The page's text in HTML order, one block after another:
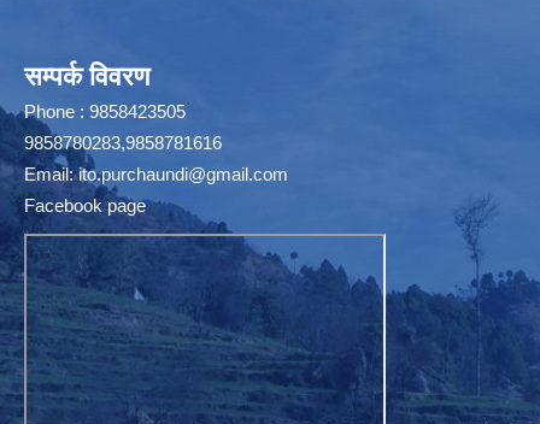
सम्पर्क विवरण
Phone : 9858423505
9858780283,9858781616
Email:ito.purchaundi@gmail.com
Facebook page